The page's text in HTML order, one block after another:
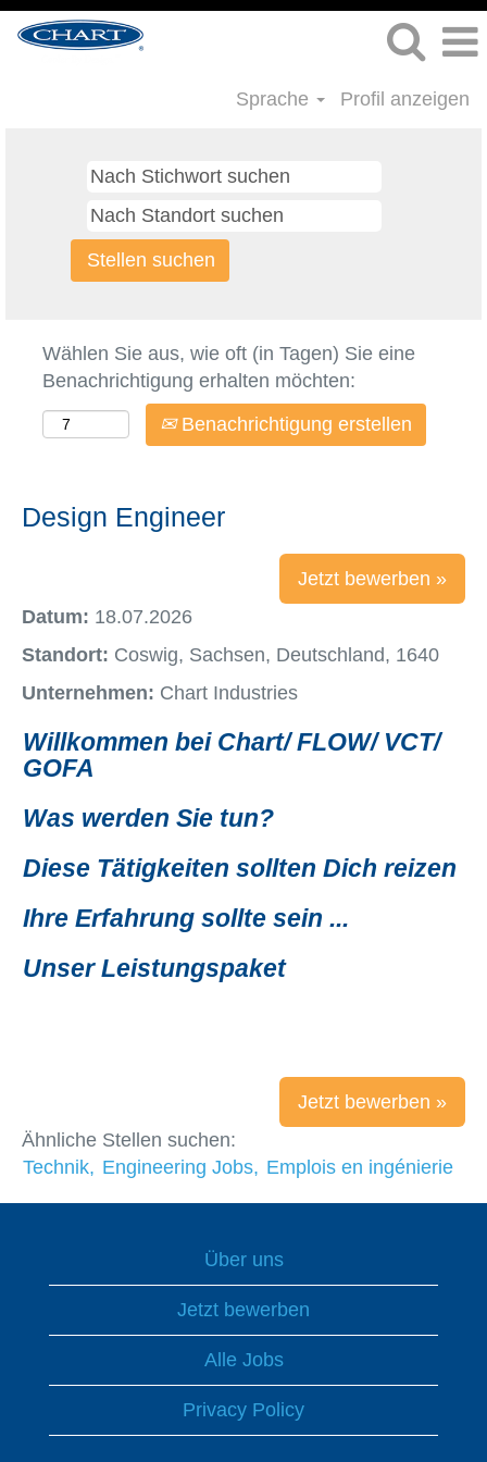
Sprache Profil anzeigen
Wählen Sie aus, wie oft (in Tagen) Sie eine
Benachrichtigung erhalten möchten:
Benachrichtigung erstellen
Design Engineer
Jetzt bewerben »
Datum: 18.07.2026
Standort: Coswig, Sachsen, Deutschland, 1640
Unternehmen: Chart Industries
Willkommen bei Chart/ FLOW/ VCT/
GOFA
Was werden Sie tun?
Diese Tätigkeiten sollten Dich reizen
Ihre Erfahrung sollte sein ...
Unser Leistungspaket
Jetzt bewerben »
Ähnliche Stellen suchen:
Technik, Engineering Jobs, Emplois en ingénierie
Über uns
Jetzt bewerben
Alle Jobs
Privacy Policy